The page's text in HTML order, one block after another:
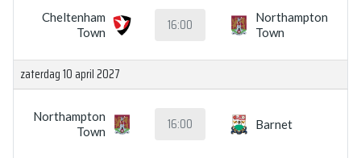
Cheltenham
Town
16:00
Northampton
Town
zaterdag 10 april 2027
Northampton
Town
16:00 Barnet